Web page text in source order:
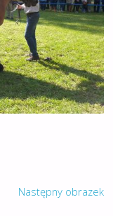
Następny obrazek